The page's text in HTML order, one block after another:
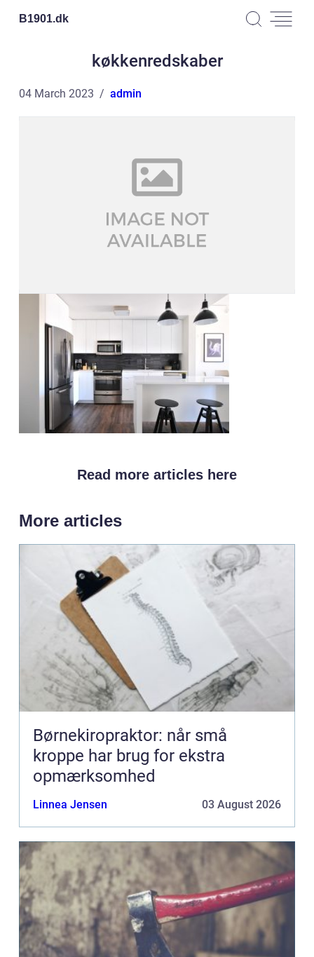
B1901.dk
køkkenredskaber
04 March 2023 admin
Read more articles here
More articles
Børnekiropraktor: når små
kroppe har brug for ekstra
opmærksomhed
Linnea Jensen 03 August 2026